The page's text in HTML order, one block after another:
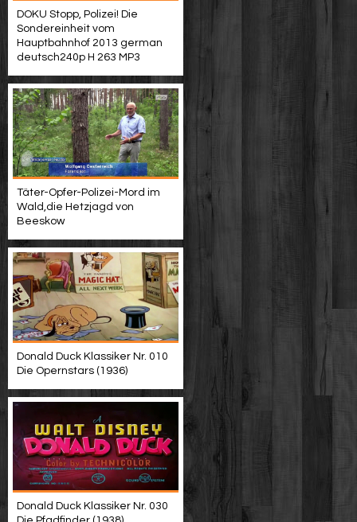
DOKU Stopp, Polizei! Die
Sondereinheit vom
Hauptbahnhof 2013 german
deutsch240p H 263 MP3
Täter-Opfer-Polizei-Mord im
Wald,die Hetzjagd von
Beeskow
Donald Duck Klassiker Nr. 010
Die Opernstars (1936)
Donald Duck Klassiker Nr. 030